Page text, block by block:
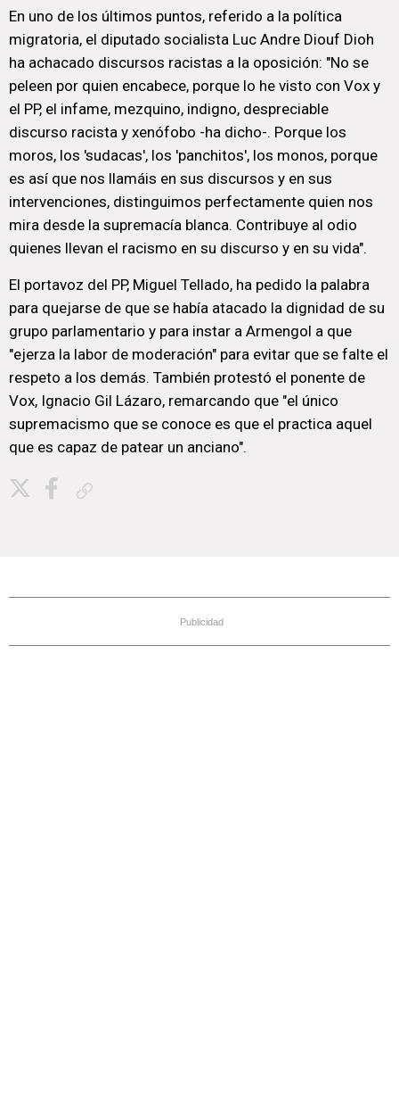
En uno de los últimos puntos, referido a la política
migratoria, el diputado socialista Luc Andre Diouf Dioh
ha achacado discursos racistas a la oposición: "No se
peleen por quien encabece, porque lo he visto con Vox y
el PP, el infame, mezquino, indigno, despreciable
discurso racista y xenófobo -ha dicho-. Porque los
moros, los 'sudacas', los 'panchitos', los monos, porque
es así que nos llamáis en sus discursos y en sus
intervenciones, distinguimos perfectamente quien nos
mira desde la supremacía blanca. Contribuye al odio
quienes llevan el racismo en su discurso y en su vida".
El portavoz del PP, Miguel Tellado, ha pedido la palabra
para quejarse de que se había atacado la dignidad de su
grupo parlamentario y para instar a Armengol a que
"ejerza la labor de moderación" para evitar que se falte el
respeto a los demás. También protestó el ponente de
Vox, Ignacio Gil Lázaro, remarcando que "el único
supremacismo que se conoce es que el practica aquel
que es capaz de patear un anciano".
Publicidad